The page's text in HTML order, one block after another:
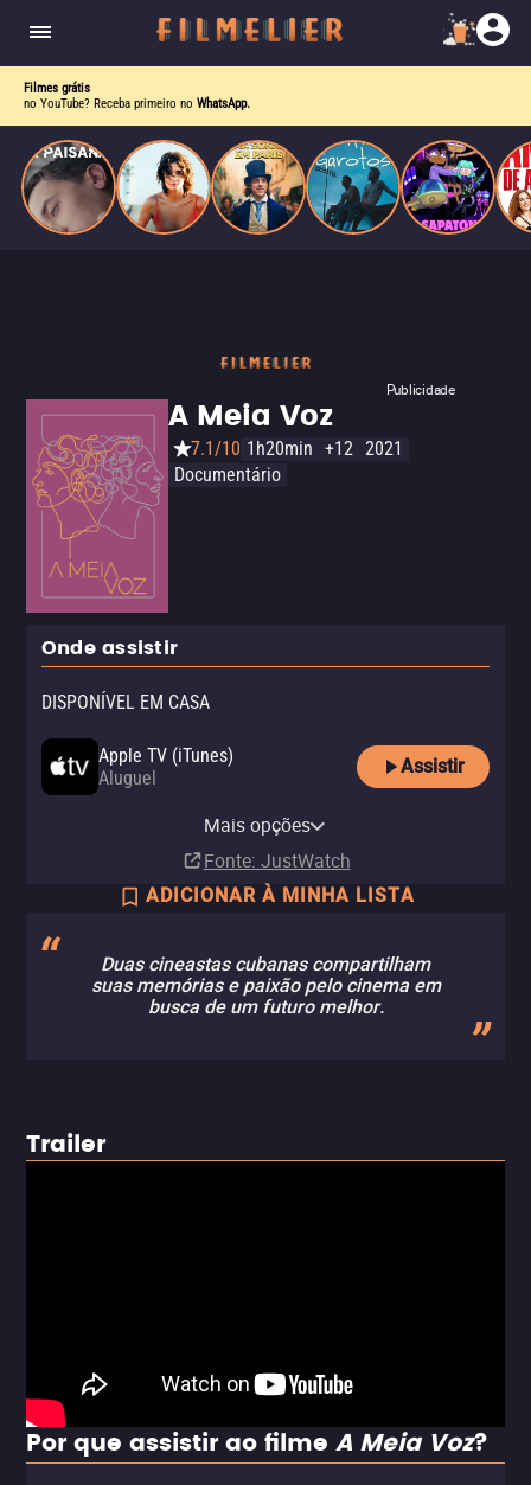
Filmes grátis
no YouTube? Receba primeiro no WhatsApp.
Publicidade
A Meia Voz
7.1/10 1h20min +12 2021
Documentário
Onde assistir
DISPONÍVEL EM CASA
Apple TV (iTunes)
Aluguel
Assistir
Mais opções
Fonte: JustWatch
ADICIONAR À MINHA LISTA
Duas cineastas cubanas compartilham
suas memórias e paixão pelo cinema em
busca de um futuro melhor.
Trailer
Por que assistir ao filme A Meia Voz?
quando se apaixona por um de seus alvos.